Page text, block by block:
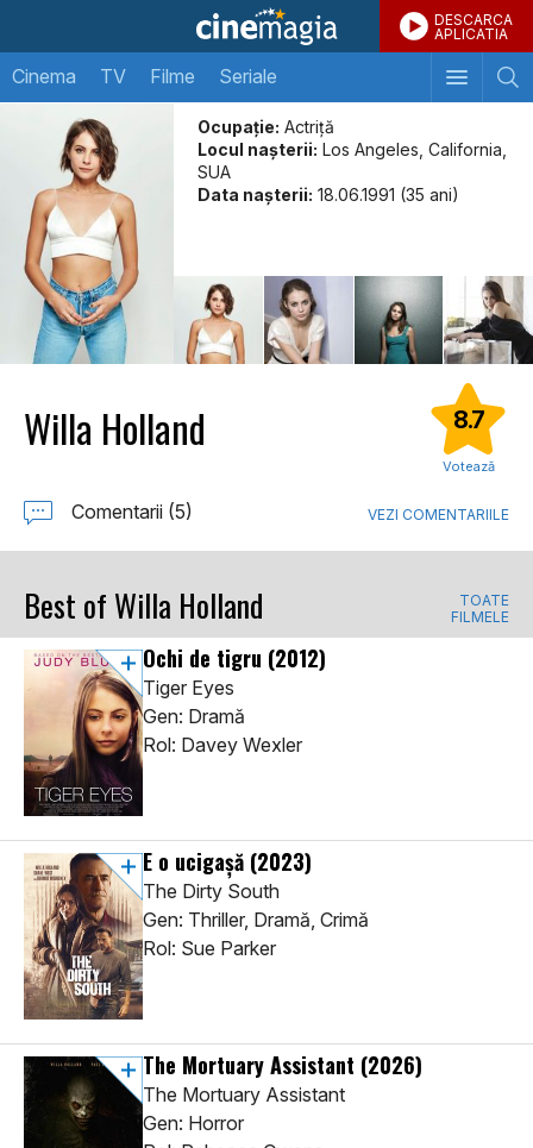
DESCARCA
APLICATIA
Cinema TV Filme Seriale
Ocupație: Actriță
Locul naşterii: Los Angeles, California,
SUA
Data naşterii: 18.06.1991 (35 ani)
Willa Holland 8.7
Votează
Comentarii (5) VEZI COMENTARIILE
Best of Willa Holland
TOATE
FILMELE
Ochi de tigru (2012)
Tiger Eyes
Gen: Dramă
Rol: Davey Wexler
E o ucigașă (2023)
The Dirty South
Gen: Thriller, Dramă, Crimă
Rol: Sue Parker
The Mortuary Assistant (2026)
The Mortuary Assistant
Gen: Horror